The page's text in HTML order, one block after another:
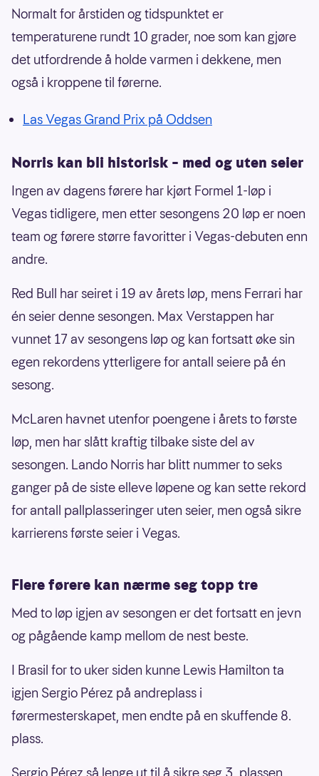
Normalt for årstiden og tidspunktet er
temperaturene rundt 10 grader, noe som kan gjøre
det utfordrende å holde varmen i dekkene, men
også i kroppene til førerne.
Las Vegas Grand Prix på Oddsen
Norris kan bli historisk – med og uten seier
Ingen av dagens førere har kjørt Formel 1-løp i
Vegas tidligere, men etter sesongens 20 løp er noen
team og førere større favoritter i Vegas-debuten enn
andre.
Red Bull har seiret i 19 av årets løp, mens Ferrari har
én seier denne sesongen. Max Verstappen har
vunnet 17 av sesongens løp og kan fortsatt øke sin
egen rekordens ytterligere for antall seiere på én
sesong.
McLaren havnet utenfor poengene i årets to første
løp, men har slått kraftig tilbake siste del av
sesongen. Lando Norris har blitt nummer to seks
ganger på de siste elleve løpene og kan sette rekord
for antall pallplasseringer uten seier, men også sikre
karrierens første seier i Vegas.
Flere førere kan nærme seg topp tre
Med to løp igjen av sesongen er det fortsatt en jevn
og pågående kamp mellom de nest beste.
I Brasil for to uker siden kunne Lewis Hamilton ta
igjen Sergio Pérez på andreplass i
førermesterskapet, men endte på en skuffende 8.
plass.